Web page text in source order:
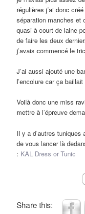
régulières j’ai donc
séparation manches et
quasi à court de laine
de faire les deux
j’avais commencé le
J’ai aussi ajouté une
l’encolure car ça
Voilà donc une miss
mettre à l’épreuve
Il y a d’autres
de vous lancer là
: KAL Dress or Tunic
Share this: